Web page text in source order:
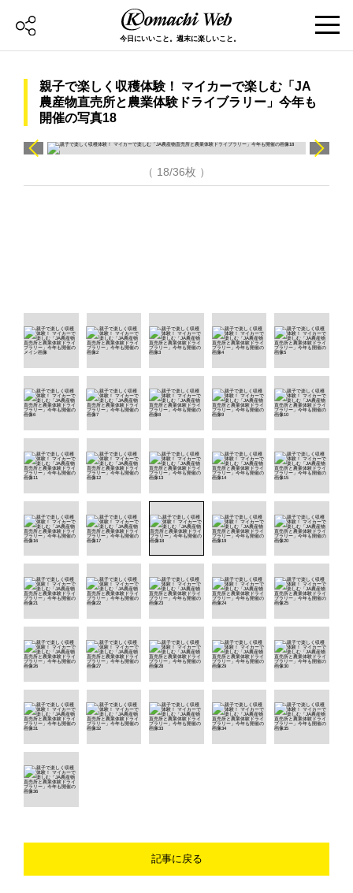
今日にいいこと。週末に楽しいこと。
親子で楽しく収穫体験！ マイカーで楽しむ「JA
農産物直売所と農業体験ドライブラリー」今年も
開催の写真18
（ 18/36枚 ）
記事に戻る